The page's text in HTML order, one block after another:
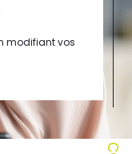
modifiant vos